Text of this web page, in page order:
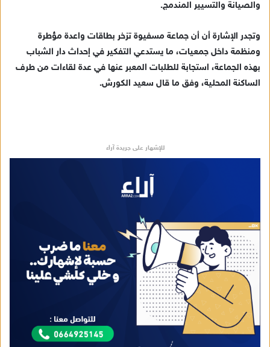
والصيانة والتسيير المندمج.
وتجدر الإشارة أن أن جماعة مسفيوة تزخر بطاقات واعدة مؤطرة
ومنظمة داخل جمعيات، ما يستدعي التفكير في إحداث دار الشباب
بهذه الجماعة، استجابة للطلبات المعبر عنها في عدة لقاءات من طرف
الساكنة المحلية، وفق ما قال سعيد الكورش.
للإشهار على جريدة آراء